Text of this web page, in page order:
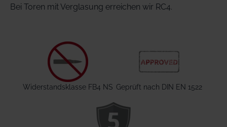
Bei Toren mit Verglasung erreichen wir RC4.
Widerstandsklasse FB4 NS Geprüft nach DIN EN 1522